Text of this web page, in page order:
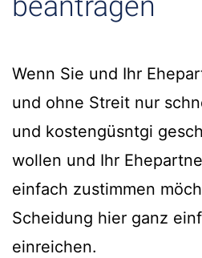
Wenn Sie und Ihr
und ohne Streit nur
und kostengüsntgi
wollen und Ihr
einfach zustimmen
Scheidung hier ganz
einreichen.